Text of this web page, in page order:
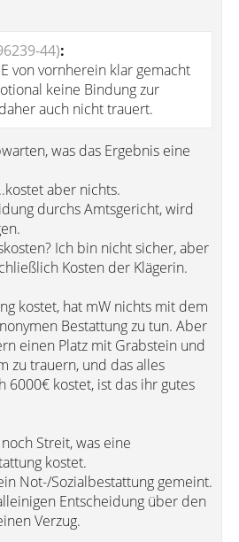
44):
von vornherein klar gemacht
keine Bindung zur
auch nicht trauert.
was das Ergebnis eine
aber nichts.
durchs Amtsgericht, wird
Ich bin nicht sicher, aber
Kosten der Klägerin.
kostet, hat mW nichts mit dem
Bestattung zu tun. Aber
einen Platz mit Grabstein und
zu trauern, und das alles
6000€ kostet, ist das ihr gutes
Streit, was eine
kostet.
Not-/Sozialbestattung gemeint.
Entscheidung über den
Verzug.